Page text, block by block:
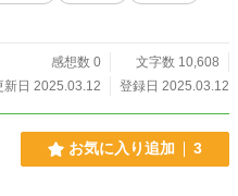
感想数 0
文字数 10,608
新日 2025.03.12
登録日 2025.03.12
お気に入り追加 3